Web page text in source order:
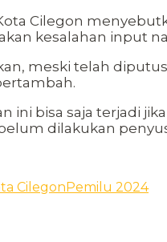
Cilegon
kesalahan input
meski telah
ini bisa saja terjadi
dilakukan
Cilegon Pemilu 2024